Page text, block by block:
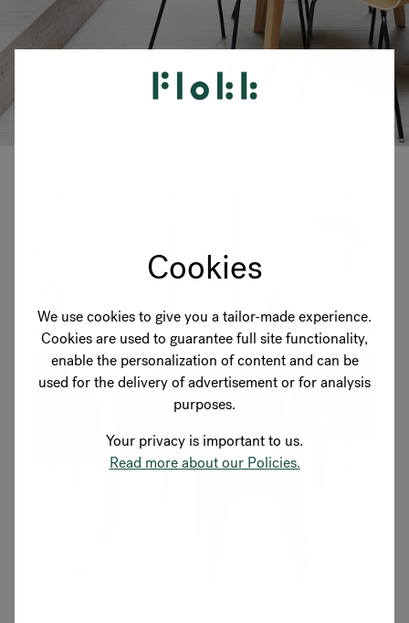
Cookies
We use cookies to give you a tailor-made experience.
Cookies are used to guarantee full site functionality,
enable the personalization of content and can be
used for the delivery of advertisement or for analysis
purposes.
Your privacy is important to us.
Read more about our Policies.